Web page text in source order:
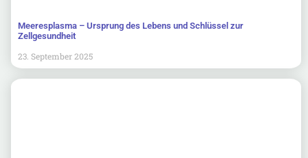
Meeresplasma – Ursprung des Lebens und Schlüssel zur
Zellgesundheit
23. September 2025